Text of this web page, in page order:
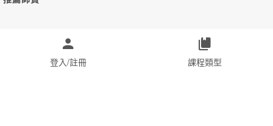
登入/註冊 課程類型